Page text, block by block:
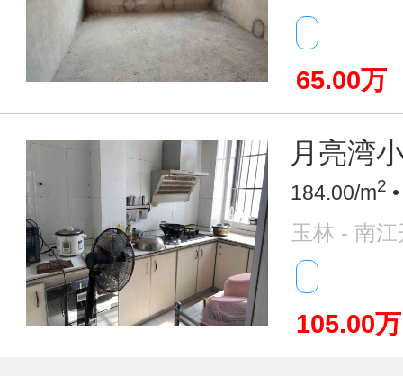
65.00万
月亮湾
184.00/m2
玉林 - 南
105.00万